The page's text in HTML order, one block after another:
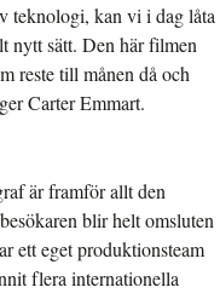
teknologi, kan vi i dag låta
nytt sätt. Den här filmen
reste till månen då och
Carter Emmart.
är framför allt den
blir helt omsluten
ett eget produktionsteam
flera internationella